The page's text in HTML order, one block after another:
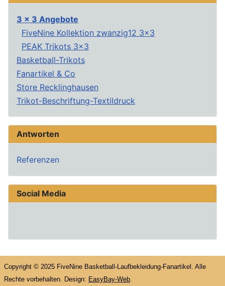
3 x 3 Angebote
FiveNine Kollektion zwanzig12 3x3
PEAK Trikots 3x3
Basketball-Trikots
Fanartikel & Co
Store Recklinghausen
Trikot-Beschriftung-Textildruck
Antworten
Referenzen
Social Media
Copyright © 2025 FiveNine Basketball-Laufbekleidung-Fanartikel. Alle
Rechte vorbehalten. Design: EasyBay-Web.